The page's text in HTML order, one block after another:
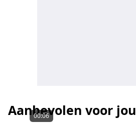
Aanbevolen voor jou
00:06